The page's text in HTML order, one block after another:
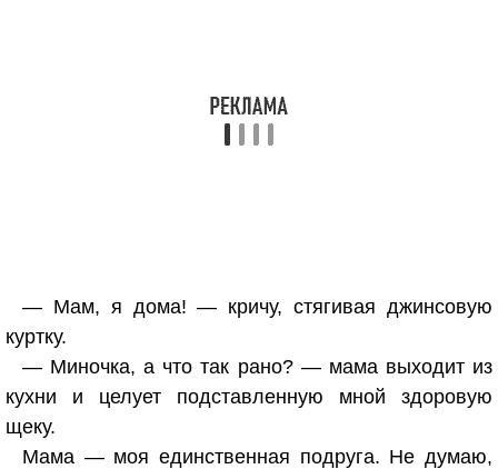
— Мам, я дома! — кричу, стягивая джинсовую
куртку.
— Миночка, а что так рано? — мама выходит из
кухни и целует подставленную мной здоровую
щеку.
Мама — моя единственная подруга. Не думаю,